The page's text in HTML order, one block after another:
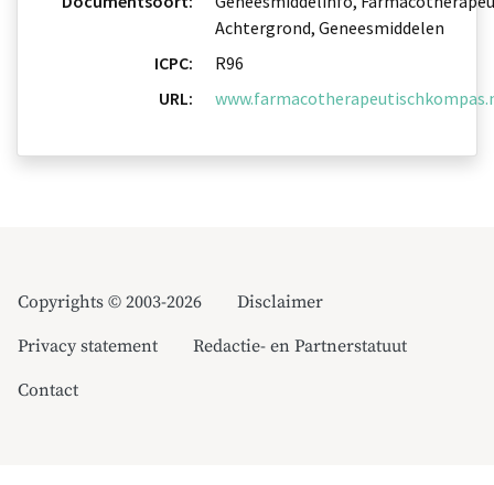
Achtergrond, Geneesmiddelen
ICPC:
R96
URL:
Copyrights © 2003-2026
Disclaimer
Privacy statement
Redactie- en Partnerstatuut
Contact